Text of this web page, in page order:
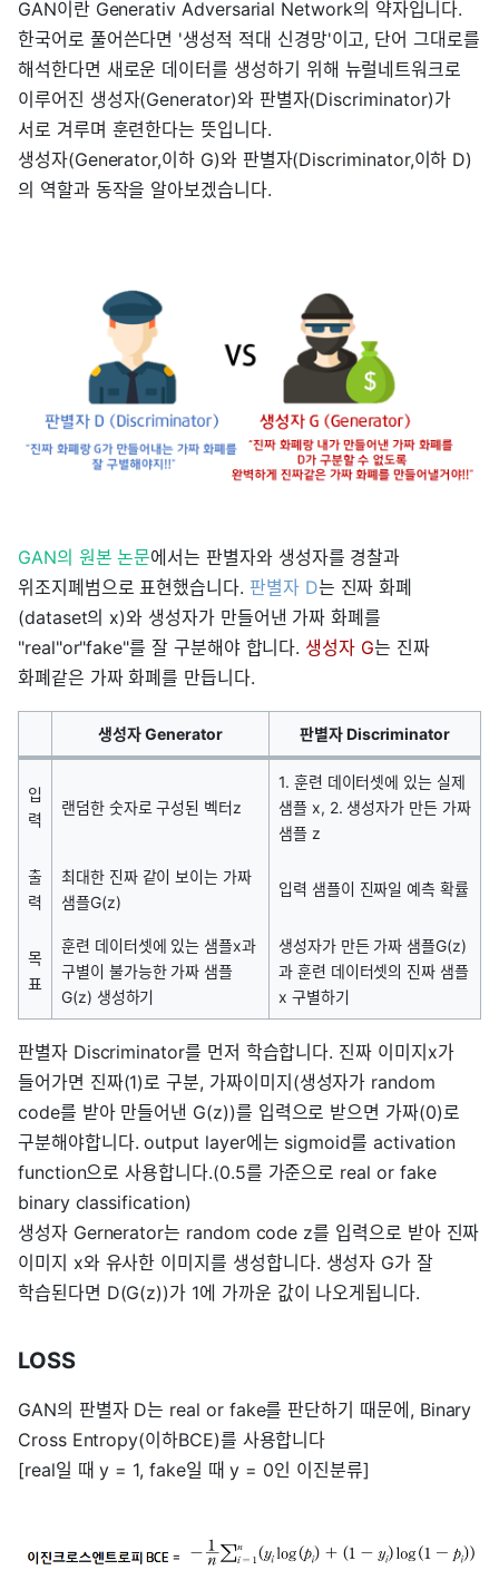
GAN이란 Generativ Adversarial Network의 약자입니다.
한국어로 풀어쓴다면 '생성적 적대 신경망'이고, 단어 그대로를
해석한다면 새로운 데이터를 생성하기 위해 뉴럴네트워크로
이루어진 생성자(Generator)와 판별자(Discriminator)가
서로 겨루며 훈련한다는 뜻입니다.
생성자(Generator,이하 G)와 판별자(Discriminator,이하 D)
의 역할과 동작을 알아보겠습니다.
GAN의 원본 논문에서는 판별자와 생성자를 경찰과
위조지폐범으로 표현했습니다. 판별자 D는 진짜 화폐
(dataset의 x)와 생성자가 만들어낸 가짜 화폐를
"real"or"fake"를 잘 구분해야 합니다. 생성자 G는 진짜
화폐같은 가짜 화폐를 만듭니다.
생성자 Generator 판별자 Discriminator
입
력
랜덤한 숫자로 구성된 벡터z
1. 훈련 데이터셋에 있는 실제
샘플 x, 2. 생성자가 만든 가짜
샘플 z
출
력
최대한 진짜 같이 보이는 가짜
샘플G(z)
입력 샘플이 진짜일 예측 확률
목
표
훈련 데이터셋에 있는 샘플x과
구별이 불가능한 가짜 샘플
G(z) 생성하기
생성자가 만든 가짜 샘플G(z)
과 훈련 데이터셋의 진짜 샘플
x 구별하기
판별자 Discriminator를 먼저 학습합니다. 진짜 이미지x가
들어가면 진짜(1)로 구분, 가짜이미지(생성자가 random
code를 받아 만들어낸 G(z))를 입력으로 받으면 가짜(0)로
구분해야합니다. output layer에는 sigmoid를 activation
function으로 사용합니다.(0.5를 가준으로 real or fake
binary classification)
생성자 Gernerator는 random code z를 입력으로 받아 진짜
이미지 x와 유사한 이미지를 생성합니다. 생성자 G가 잘
학습된다면 D(G(z))가 1에 가까운 값이 나오게됩니다.
LOSS
GAN의 판별자 D는 real or fake를 판단하기 때문에, Binary
Cross Entropy(이하BCE)를 사용합니다
[real일 때 y = 1, fake일 때 y = 0인 이진분류]